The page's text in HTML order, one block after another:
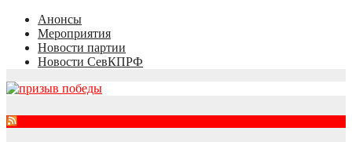
Анонсы
Мероприятия
Новости партии
Новости СевКПРФ